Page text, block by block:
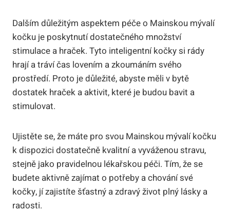
Dalším důležitým aspektem péče o Mainskou mývalí
kočku je poskytnutí dostatečného množství
stimulace a hraček. Tyto inteligentní kočky si rády
hrají a tráví čas lovením a zkoumáním svého
prostředí. Proto je důležité, abyste měli v bytě
dostatek hraček a aktivit, které je budou bavit a
stimulovat.
Ujistěte se, že máte pro svou Mainskou mývalí kočku
k dispozici dostatečně kvalitní a vyváženou stravu,
stejně jako pravidelnou lékařskou péči. Tím, že se
budete aktivně zajímat o potřeby a chování své
kočky, jí zajistíte šťastný a zdravý život plný lásky a
radosti.